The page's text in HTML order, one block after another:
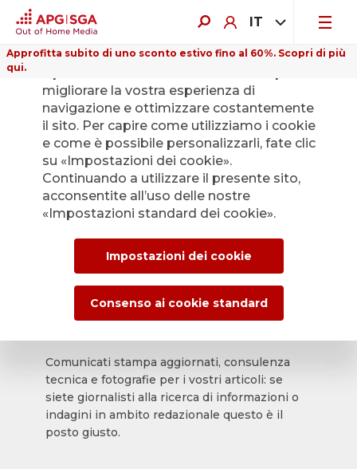
IT
Approfitta subito di uno sconto estivo fino al 60%. Scopri di più
qui.
Indietro
L’Ufficio stampa di
APG|SGA per le
news e i comunicati
stampa.
Comunicati stampa aggiornati, consulenza
tecnica e fotografie per i vostri articoli: se
siete giornalisti alla ricerca di informazioni o
indagini in ambito redazionale questo è il
posto giusto.
migliorare la vostra esperienza di
navigazione e ottimizzare costantemente
il sito. Per capire come utilizziamo i cookie
e come è possibile personalizzarli, fate clic
su «Impostazioni dei cookie».
Continuando a utilizzare il presente sito,
acconsentite all’uso delle nostre
«Impostazioni standard dei cookie».
Impostazioni dei cookie
Consenso ai cookie standard